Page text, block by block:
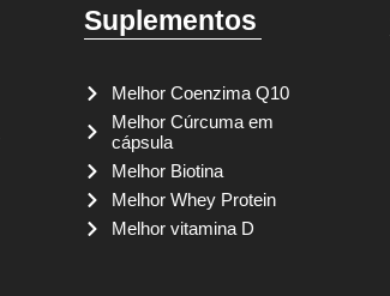
Suplementos
Melhor Coenzima Q10
Melhor Cúrcuma em
cápsula
Melhor Biotina
Melhor Whey Protein
Melhor vitamina D